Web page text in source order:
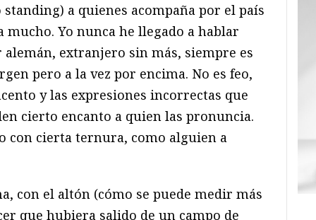
a quienes acompaña por el país
Yo nunca he llegado a hablar
alemán, extranjero sin más, siempre es
pero a la vez por encima. No es feo,
y las expresiones incorrectas que
cierto encanto a quien las pronuncia.
con cierta ternura, como alguien a
con el altón (cómo se puede medir más
que hubiera salido de un campo de